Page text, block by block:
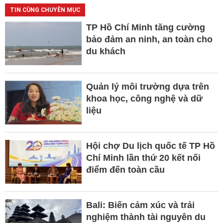
TIN CÙNG CHUYÊN MỤC
TP Hồ Chí Minh tăng cường
bảo đảm an ninh, an toàn cho
du khách
Quản lý môi trường dựa trên
khoa học, công nghệ và dữ
liệu
Hội chợ Du lịch quốc tế TP Hồ
Chí Minh lần thứ 20 kết nối
điểm đến toàn cầu
Bali: Biến cảm xúc và trải
nghiệm thành tài nguyên du